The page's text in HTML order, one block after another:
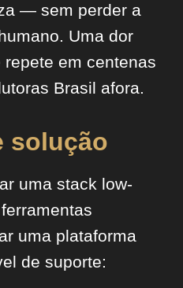
— sem perder a
Uma dor
em centenas
Brasil afora.
solução
uma stack low-
uma plataforma
de suporte: